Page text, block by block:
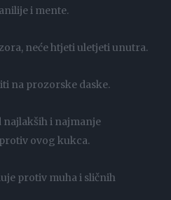
i mente.
neće htjeti uletjeti unutra.
na prozorske daske.
najlakših i najmanje
ovog kukca.
protiv muha i sličnih